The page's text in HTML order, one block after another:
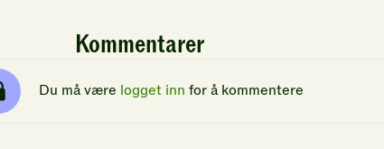
Kommentarer
Du må være logget inn for å kommentere